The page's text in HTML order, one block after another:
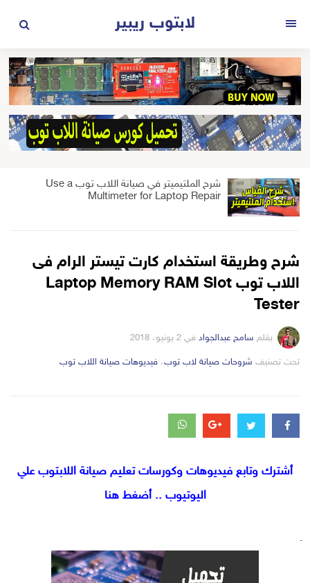
المحتوى
لابتوب ريبير
شرح الملتيميتر في صيانة اللاب توب Use a
Multimeter for Laptop Repair
شرح وطريقة استخدام كارت تيستر الرام فى
اللاب توب Laptop Memory RAM Slot
Tester
بقلم سامح عبدالجواد في 2 يونيو، 2018
تحت تصنيف التصانيف
شروحات صيانة لاب توب، فيديوهات صيانة اللاب توب
أشترك وتابع فيديوهات وكورسات تعليم صيانة اللابتوب علي
اليوتيوب .. أضغط هنا
.